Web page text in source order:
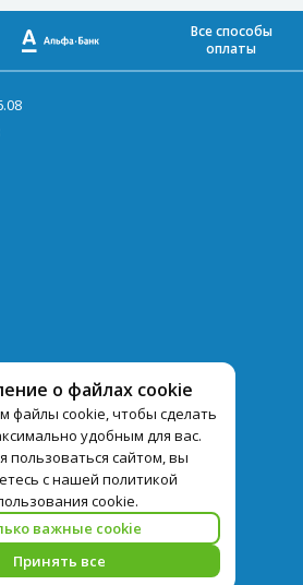
о файлах cookie
файлы cookie, чтобы сделать
удобным для вас.
пользоваться сайтом, вы
с нашей политикой
cookie.
важные cookie
Принять все
Все способы
оплаты